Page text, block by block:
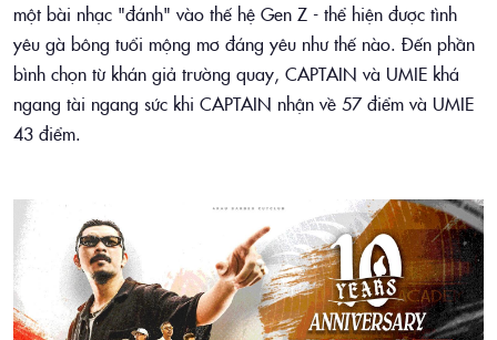
một bài nhạc "đánh" vào thế hệ Gen Z - thể hiện được tình
yêu gà bông tuổi mộng mơ đáng yêu như thế nào. Đến phần
bình chọn từ khán giả trường quay, CAPTAIN và UMIE khá
ngang tài ngang sức khi CAPTAIN nhận về 57 điểm và UMIE
43 điểm.